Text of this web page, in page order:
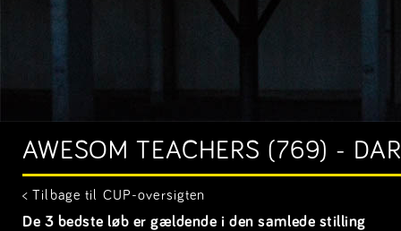
AWESOM TEACHERS (769) -
< Tilbage til CUP-oversigten
De 3 bedste løb er gældende i den samlede stilling